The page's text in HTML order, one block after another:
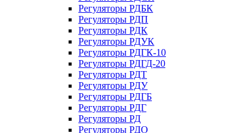
Регуляторы РДБК
Регуляторы РДП
Регуляторы РДК
Регуляторы РДУК
Регуляторы РДГК-10
Регуляторы РДГД-20
Регуляторы РДТ
Регуляторы РДУ
Регуляторы РДГБ
Регуляторы РДГ
Регуляторы РД
Регуляторы РДО